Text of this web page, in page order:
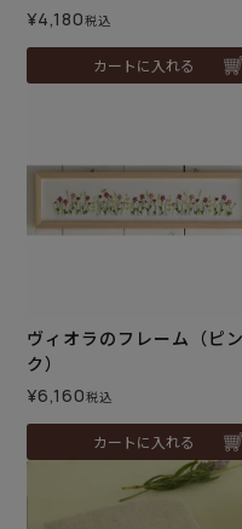
¥4,180税込
カートに入れる
ヴィオラのフレーム（ピン
ク）
¥6,160税込
カートに入れる